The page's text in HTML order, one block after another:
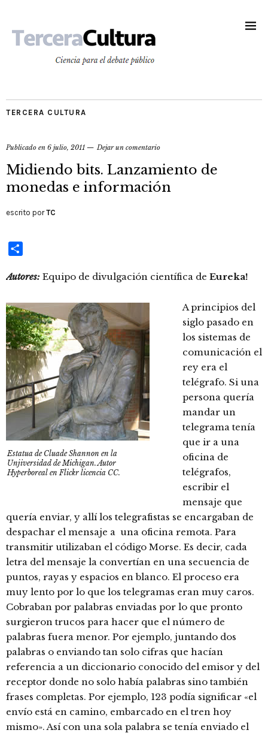
TERCERA CULTURA
Publicado en 6 julio, 2011 Dejar un comentario
Midiendo bits. Lanzamiento de
monedas e información
escrito porTC
Autores: Equipo de divulgación científica de Eureka!
Estatua de Cluade Shannon en la
Unjiversidad de Michigan. Autor
Hyperboreal en Flickr licencia CC.
A principios del
siglo pasado en
los sistemas de
comunicación el
rey era el
telégrafo. Si una
persona quería
mandar un
telegrama tenía
que ir a una
oficina de
telégrafos,
escribir el
mensaje que
quería enviar, y allí los telegrafistas se encargaban de
despachar el mensaje a una oficina remota. Para
transmitir utilizaban el código Morse. Es decir, cada
letra del mensaje la convertían en una secuencia de
puntos, rayas y espacios en blanco. El proceso era
muy lento por lo que los telegramas eran muy caros.
Cobraban por palabras enviadas por lo que pronto
surgieron trucos para hacer que el número de
palabras fuera menor. Por ejemplo, juntando dos
palabras o enviando tan solo cifras que hacían
referencia a un diccionario conocido del emisor y del
receptor donde no solo había palabras sino también
frases completas. Por ejemplo, 123 podía significar «el
envío está en camino, embarcado en el tren hoy
mismo». Así con una sola palabra se tenía enviado el